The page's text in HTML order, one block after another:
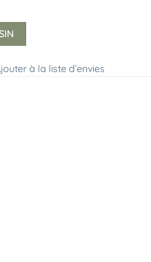
à la liste d’envies